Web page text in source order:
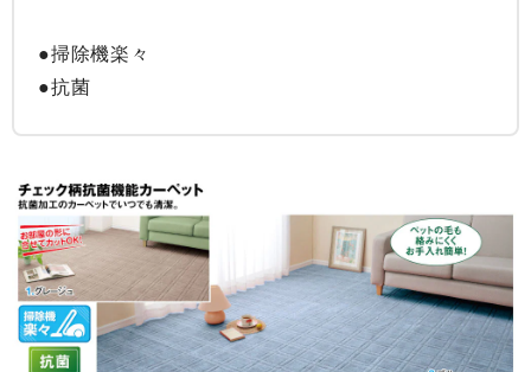
●掃除機楽々
●抗菌